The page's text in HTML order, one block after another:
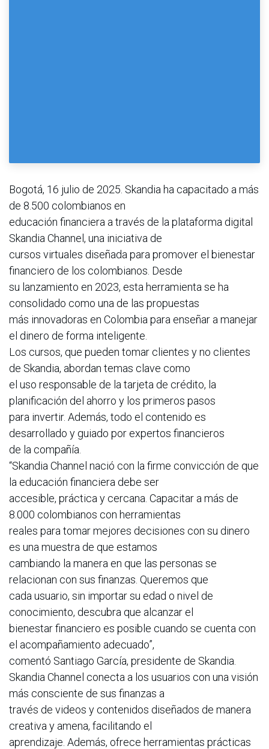
Bogotá, 16 julio de 2025. Skandia ha capacitado a más
de 8.500 colombianos en
educación financiera a través de la plataforma digital
Skandia Channel, una iniciativa de
cursos virtuales diseñada para promover el bienestar
financiero de los colombianos. Desde
su lanzamiento en 2023, esta herramienta se ha
consolidado como una de las propuestas
más innovadoras en Colombia para enseñar a manejar
el dinero de forma inteligente.
Los cursos, que pueden tomar clientes y no clientes
de Skandia, abordan temas clave como
el uso responsable de la tarjeta de crédito, la
planificación del ahorro y los primeros pasos
para invertir. Además, todo el contenido es
desarrollado y guiado por expertos financieros
de la compañía.
“Skandia Channel nació con la firme convicción de que
la educación financiera debe ser
accesible, práctica y cercana. Capacitar a más de
8.000 colombianos con herramientas
reales para tomar mejores decisiones con su dinero
es una muestra de que estamos
cambiando la manera en que las personas se
relacionan con sus finanzas. Queremos que
cada usuario, sin importar su edad o nivel de
conocimiento, descubra que alcanzar el
bienestar financiero es posible cuando se cuenta con
el acompañamiento adecuado”,
comentó Santiago García, presidente de Skandia.
Skandia Channel conecta a los usuarios con una visión
más consciente de sus finanzas a
través de videos y contenidos diseñados de manera
creativa y amena, facilitando el
aprendizaje. Además, ofrece herramientas prácticas